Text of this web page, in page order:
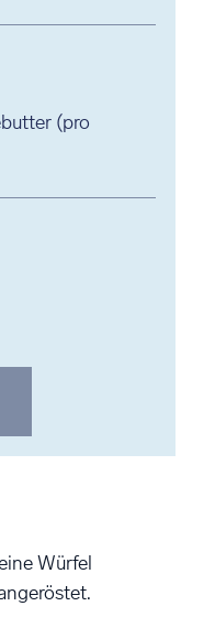
(pro
Würfel